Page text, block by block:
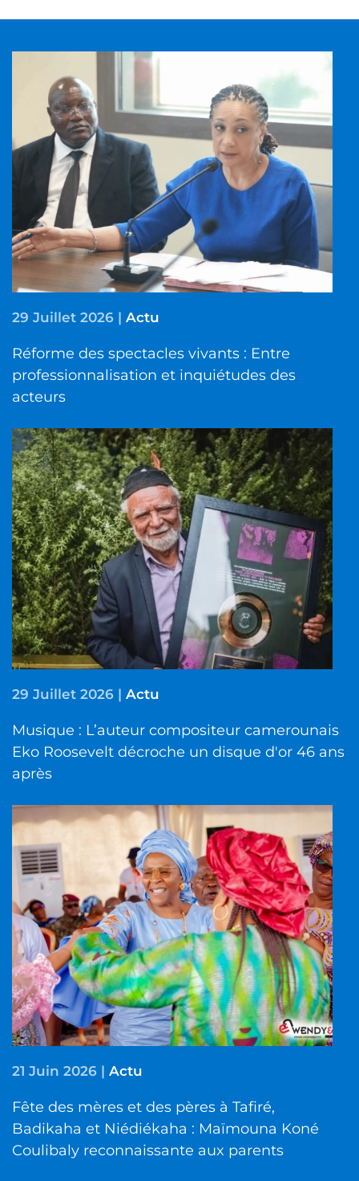
29 Juillet 2026 | Actu
Réforme des spectacles vivants : Entre
professionnalisation et inquiétudes des
acteurs
29 Juillet 2026 | Actu
Musique : L’auteur compositeur camerounais
Eko Roosevelt décroche un disque d'or 46 ans
après
21 Juin 2026 | Actu
Fête des mères et des pères à Tafiré,
Badikaha et Niédiékaha : Maïmouna Koné
Coulibaly reconnaissante aux parents